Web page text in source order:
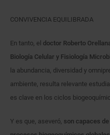
CONVIVENCIA EQUILIBRADA
En tanto, el doctor Roberto
Biología Celular y Fisiología
la abundancia, diversidad y
ambiente, resulta relevante
es clave en los ciclos
Y es que, aseveró, son capaces